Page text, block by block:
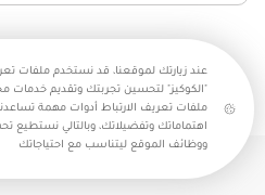
عند زيارتك لموقعنا، قد نستخدم ملفات
"الكوكيز" لتحسين تجربتك وتقديم
ملفات تعريف الارتباط أدوات مهمة
اهتماماتك وتفضيلاتك، وبالتالي نستطيع
ووظائف الموقع ليتناسب مع احتياجاتك